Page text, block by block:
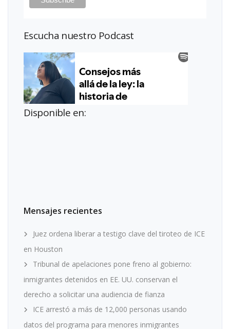
Escucha nuestro Podcast
Disponible en:
Mensajes recientes
Juez ordena liberar a testigo clave del tiroteo de ICE
en Houston
Tribunal de apelaciones pone freno al gobierno:
inmigrantes detenidos en EE. UU. conservan el
derecho a solicitar una audiencia de fianza
ICE arrestó a más de 12,000 personas usando
datos del programa para menores inmigrantes